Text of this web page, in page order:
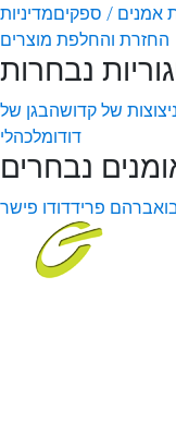
אמנים / ספקיםמדיניות
החזרת והחלפת מוצרים
נבחרות
ניצוצות של קדושהבגן של
דודומלכהלי
נבחרים
אברהם פרידדודו פישר